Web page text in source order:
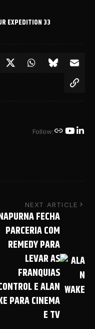
EXPEDITION 33
Follow:
NEXT ARTICLE
FECHA
PARCERIA COM
REMEDY PARA
LEVAR AS
FRANQUIAS
E ALAN
PARA CINEMA
E TV